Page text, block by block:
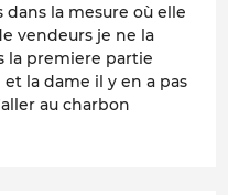
la mesure où elle
vendeurs je ne la
la premiere partie
la dame il y en a pas
au charbon